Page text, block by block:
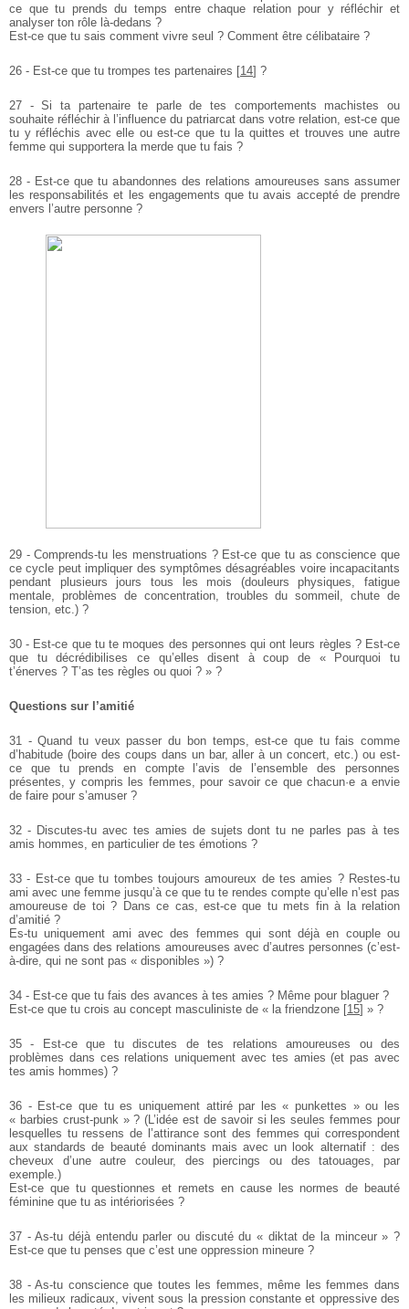
ce que tu prends du temps entre chaque relation pour y réfléchir et
analyser ton rôle là-dedans ?
Est-ce que tu sais comment vivre seul ? Comment être célibataire ?
26 - Est-ce que tu trompes tes partenaires [14] ?
27 - Si ta partenaire te parle de tes comportements machistes ou
souhaite réfléchir à l’influence du patriarcat dans votre relation, est-ce que
tu y réfléchis avec elle ou est-ce que tu la quittes et trouves une autre
femme qui supportera la merde que tu fais ?
28 - Est-ce que tu abandonnes des relations amoureuses sans assumer
les responsabilités et les engagements que tu avais accepté de prendre
envers l’autre personne ?
29 - Comprends-tu les menstruations ? Est-ce que tu as conscience que
ce cycle peut impliquer des symptômes désagréables voire incapacitants
pendant plusieurs jours tous les mois (douleurs physiques, fatigue
mentale, problèmes de concentration, troubles du sommeil, chute de
tension, etc.) ?
30 - Est-ce que tu te moques des personnes qui ont leurs règles ? Est-ce
que tu décrédibilises ce qu’elles disent à coup de « Pourquoi tu
t’énerves ? T’as tes règles ou quoi ? » ?
Questions sur l’amitié
31 - Quand tu veux passer du bon temps, est-ce que tu fais comme
d’habitude (boire des coups dans un bar, aller à un concert, etc.) ou est-
ce que tu prends en compte l’avis de l’ensemble des personnes
présentes, y compris les femmes, pour savoir ce que chacun·e a envie
de faire pour s’amuser ?
32 - Discutes-tu avec tes amies de sujets dont tu ne parles pas à tes
amis hommes, en particulier de tes émotions ?
33 - Est-ce que tu tombes toujours amoureux de tes amies ? Restes-tu
ami avec une femme jusqu’à ce que tu te rendes compte qu’elle n’est pas
amoureuse de toi ? Dans ce cas, est-ce que tu mets fin à la relation
d’amitié ?
Es-tu uniquement ami avec des femmes qui sont déjà en couple ou
engagées dans des relations amoureuses avec d’autres personnes (c’est-
à-dire, qui ne sont pas « disponibles ») ?
34 - Est-ce que tu fais des avances à tes amies ? Même pour blaguer ?
Est-ce que tu crois au concept masculiniste de « la friendzone [15] » ?
35 - Est-ce que tu discutes de tes relations amoureuses ou des
problèmes dans ces relations uniquement avec tes amies (et pas avec
tes amis hommes) ?
36 - Est-ce que tu es uniquement attiré par les « punkettes » ou les
« barbies crust-punk » ? (L’idée est de savoir si les seules femmes pour
lesquelles tu ressens de l’attirance sont des femmes qui correspondent
aux standards de beauté dominants mais avec un look alternatif : des
cheveux d’une autre couleur, des piercings ou des tatouages, par
exemple.)
Est-ce que tu questionnes et remets en cause les normes de beauté
féminine que tu as intériorisées ?
37 - As-tu déjà entendu parler ou discuté du « diktat de la minceur » ?
Est-ce que tu penses que c’est une oppression mineure ?
38 - As-tu conscience que toutes les femmes, même les femmes dans
les milieux radicaux, vivent sous la pression constante et oppressive des